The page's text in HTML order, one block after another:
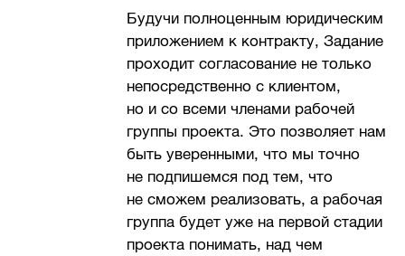
Будучи полноценным юридическим
приложением к контракту, Задание
проходит согласование не только
непосредственно с клиентом,
но и со всеми членами рабочей
группы проекта. Это позволяет нам
быть уверенными, что мы точно
не подпишемся под тем, что
не сможем реализовать, а рабочая
группа будет уже на первой стадии
проекта понимать, над чем